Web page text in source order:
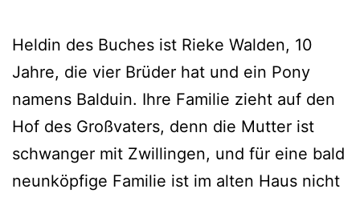
Heldin des Buches ist Rieke Walden, 10
Jahre, die vier Brüder hat und ein Pony
namens Balduin. Ihre Familie zieht auf den
Hof des Großvaters, denn die Mutter ist
schwan­ger mit Zwillingen, und für eine bald
neun­köp­fi­ge Familie ist im alten Haus nicht